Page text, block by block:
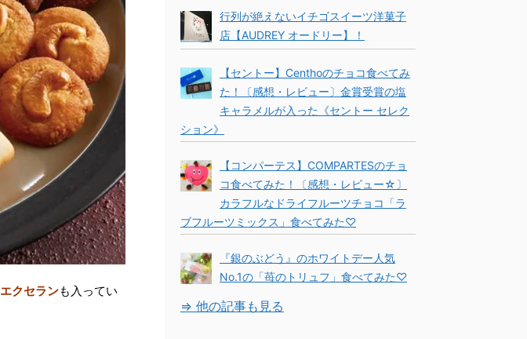
エクセランも入ってい
行列が絶えないイチゴスイーツ洋菓子
店【AUDREY オードリー】！
【セントー】Centhoのチョコ食べてみ
た！〔感想・レビュー〕金賞受賞の塩
キャラメルが入った《セントー セレク
ション》
【コンパーテス】COMPARTESのチョ
コ食べてみた！〔感想・レビュー☆〕
カラフルなドライフルーツチョコ「ラ
ブフルーツミックス」食べてみた♡
『銀のぶどう』のホワイトデー人気
No.1の「苺のトリュフ」食べてみた♡
⇒ 他の記事も見る